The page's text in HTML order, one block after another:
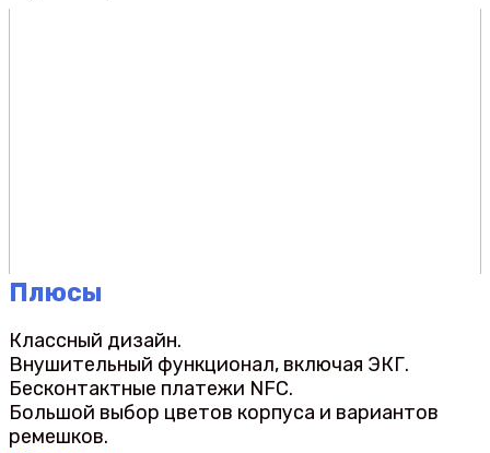
Плюсы
Классный дизайн.
Внушительный функционал, включая ЭКГ.
Бесконтактные платежи NFC.
Большой выбор цветов корпуса и вариантов
ремешков.